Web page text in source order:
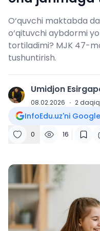
O‘quvchi maktabda
o‘qituvchi aybdormi
tortiladimi? MJK 47-
tushuntirish.
U Umidjon
08.02.2026 · 2
InfoEdu.uz'ni
0 16